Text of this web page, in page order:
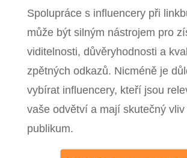
Spolupráce s influencery při
může být silným nástrojem pro
viditelnosti, důvěryhodnosti a
zpětných odkazů. Nicméně je
vybírat influencery, kteří jsou
vaše odvětví a mají skutečný vliv
publikum.